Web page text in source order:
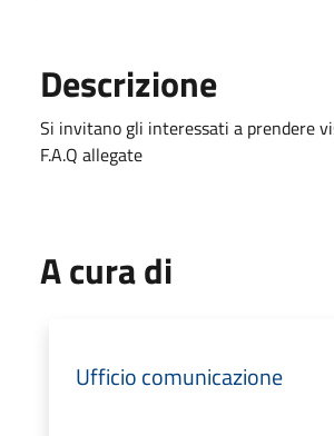
Descrizione
Si invitano gli interessati a prendere
F.A.Q allegate
A cura di
Ufficio comunicazione